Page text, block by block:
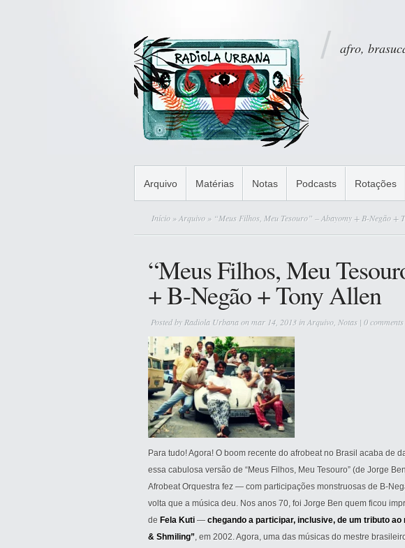
afro,
Arquivo Matérias Notas Podcasts Rotações
Início »Arquivo » “Meus Filhos, Meu Tesouro” – Abayomy + B-Negão +
“Meus Filhos, Meu
+ B-Negão + Tony Allen
Posted by Radiola Urbanaon mar 14, 2013 inArquivo Notas | 0 comments
Para tudo! Agora! O boom recente do afrobeat no Brasil acaba de
essa cabulosa versão de “Meus Filhos, Meu Tesouro” (de Jorge
Afrobeat Orquestra fez — com participações monstruosas de B-
volta que a música deu. Nos anos 70, foi Jorge Ben quem ficou
de Fela Kuti — chegando a participar, inclusive, de um tributo
& Shmiling”, em 2002. Agora, uma das músicas do mestre